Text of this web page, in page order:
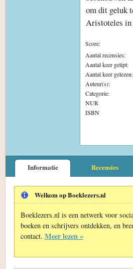
om dit geluk
Aristoteles in
Score:
Aantal recensies:
Aantal keer getipt:
Aantal keer gelezen:
Auteur(s):
Categorie:
NUR
ISBN
Informatie Recensies
Welkom op Boeklezers.nl
Boeklezers.nl is een netwerk voor
boeken en schrijvers ontdekken, en
contact. Meer lezen »